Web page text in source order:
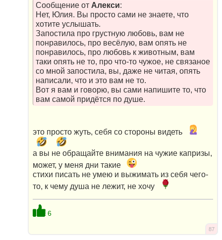
Сообщение от Алекси:
Нет, Юлия. Вы просто сами не знаете, что
хотите услышать.
Запостила про грустную любовь, вам не
понравилось, про весёлую, вам опять не
понравилось, про любовь к животным, вам
таки опять не то, про что-то чужое, не связаное
со мной запостила, вы, даже не читая, опять
написали, что и это вам не то.
Вот я вам и говорю, вы сами напишите то, что
вам самой придётся по душе.
это просто жуть, себя со стороны видеть
а вы не обращайте внимания на чужие капризы,
может, у меня дни такие
стихи писать не умею и выжимать из себя чего-
то, к чему душа не лежит, не хочу
6
87